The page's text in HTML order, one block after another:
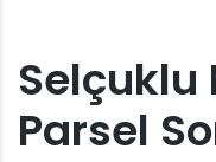
Selçuklu
Parsel